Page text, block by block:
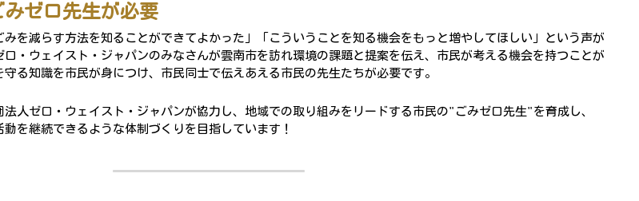
ゼロ先生が必要
を減らす方法を知ることができてよかった」「こういうことを知る機会をもっと増やしてほしい」という声が
・ウェイスト・ジャパンのみなさんが雲南市を訪れ環境の課題と提案を伝え、市民が考える機会を持つことが
る知識を市民が身につけ、市民同士で伝えあえる市民の先生たちが必要です。
人ゼロ・ウェイスト・ジャパンが協力し、地域での取り組みをリードする市民の"ごみゼロ先生"を育成し、
を継続できるような体制づくりを目指しています！